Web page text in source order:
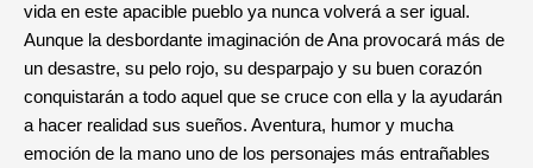
vida en este apacible pueblo ya nunca volverá a ser igual.
Aunque la desbordante imaginación de Ana provocará más de
un desastre, su pelo rojo, su desparpajo y su buen corazón
conquistarán a todo aquel que se cruce con ella y la ayudarán
a hacer realidad sus sueños. Aventura, humor y mucha
emoción de la mano uno de los personajes más entrañables